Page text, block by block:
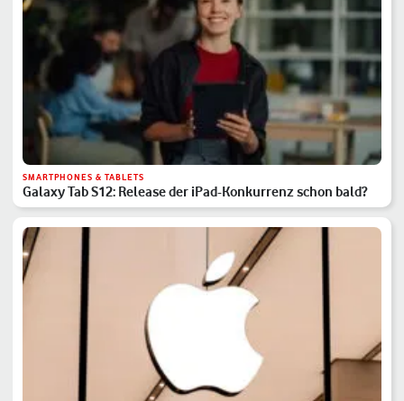
SMARTPHONES & TABLETS
Galaxy Tab S12: Release der iPad-Konkurrenz schon bald?